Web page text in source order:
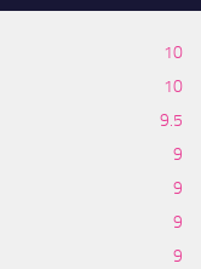
10
10
9.5
9
9
9
9